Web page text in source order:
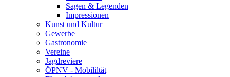
Sagen & Legenden
Impressionen
Kunst und Kultur
Gewerbe
Gastronomie
Vereine
Jagdreviere
ÖPNV - Mobililtät